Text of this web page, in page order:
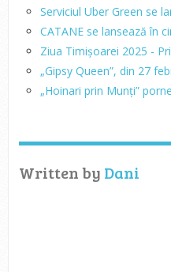
Serviciul Uber Green se
CATANE se lansează în
Ziua Timișoarei 2025 -
„Gipsy Queen”, din 27
„Hoinari prin Munți”
Written by Dani